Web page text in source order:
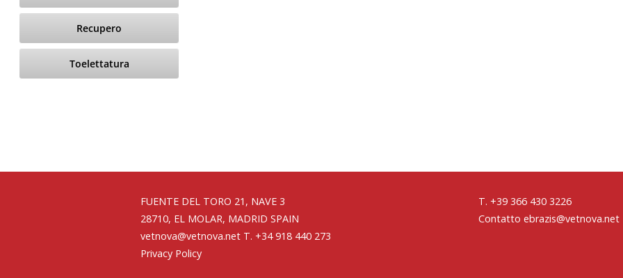
Recupero
Toelettatura
FUENTE DEL TORO 21, NAVE 3
28710, EL MOLAR, MADRID SPAIN
vetnova@vetnova.netT. +34 918 440 273
Privacy Policy
T. +39 366 430 3226
Contatto ebrazis@vetnova.net